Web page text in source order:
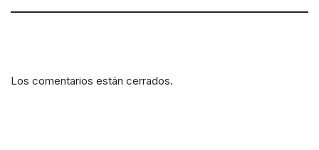
Los comentarios están cerrados.